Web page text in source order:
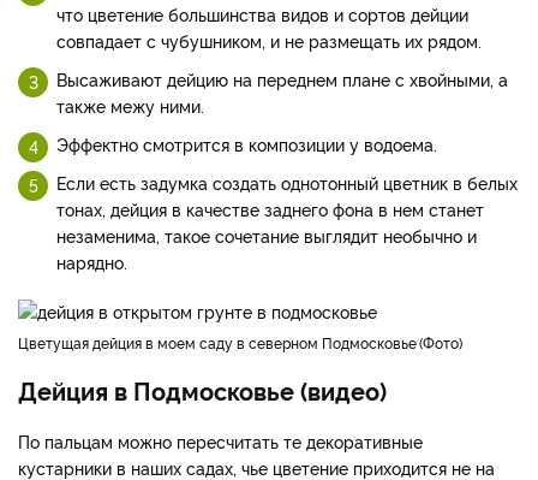
что цветение большинства видов и сортов дейции
совпадает с чубушником, и не размещать их рядом.
Высаживают дейцию на переднем плане с хвойными, а
также межу ними.
Эффектно смотрится в композиции у водоема.
Если есть задумка создать однотонный цветник в белых
тонах, дейция в качестве заднего фона в нем станет
незаменима, такое сочетание выглядит необычно и
нарядно.
цветущая дейция в моем саду в северном Подмосковье Фото
Дейция в Подмосковье (видео)
По пальцам можно пересчитать те декоративные
кустарники в наших садах, чье цветение приходится не на